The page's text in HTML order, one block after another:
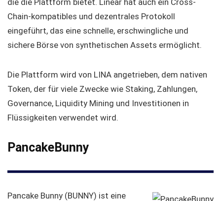
die die Plattform bietet. Linear hat auch ein Cross-
Chain-kompatibles und dezentrales Protokoll
eingeführt, das eine schnelle, erschwingliche und
sichere Börse von synthetischen Assets ermöglicht.
Die Plattform wird von LINA angetrieben, dem nativen
Token, der für viele Zwecke wie Staking, Zahlungen,
Governance, Liquidity Mining und Investitionen in
Flüssigkeiten verwendet wird.
PancakeBunny
Pancake Bunny (BUNNY) ist eine